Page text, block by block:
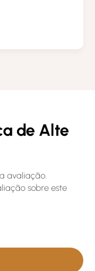
de Alte
avaliação.
sobre este